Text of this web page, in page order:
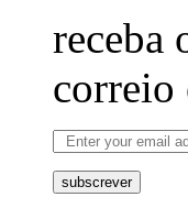
receba
correio
subscrever